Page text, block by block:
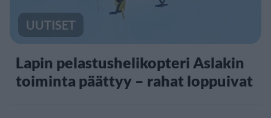
UUTISET
Lapin pelastushelikopteri Aslakin
toiminta päättyy – rahat loppuivat